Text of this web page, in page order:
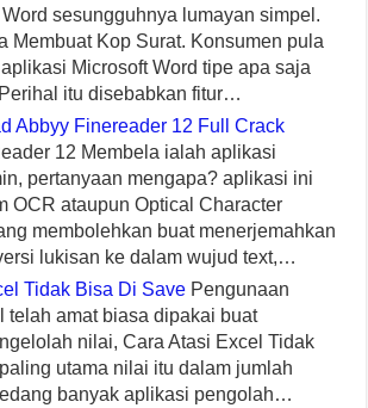
sesungguhnya lumayan simpel.
Membuat Kop Surat. Konsumen pula
Microsoft Word tipe apa saja
itu disebabkan fitur…
Abbyy Finereader 12 Full Crack
12 Membela ialah aplikasi
pertanyaan mengapa? aplikasi ini
OCR ataupun Optical Character
membolehkan buat menerjemahkan
lukisan ke dalam wujud text,…
Tidak Bisa Di Save Pengunaan
telah amat biasa dipakai buat
nilai, Cara Atasi Excel Tidak
utama nilai itu dalam jumlah
banyak aplikasi pengolah…